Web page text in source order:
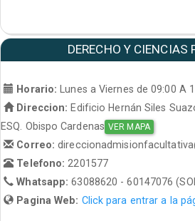
DERECHO Y CIENCIAS
Horario:
Lunes a Viernes de 09:00 A
Direccion: Edificio Hernán Siles
ESQ. Obispo Cardenas VER MAPA
Correo:
Telefono: 2201577
Whatsapp:63088620 - 60147076
Pagina Web: Click para entrar a la